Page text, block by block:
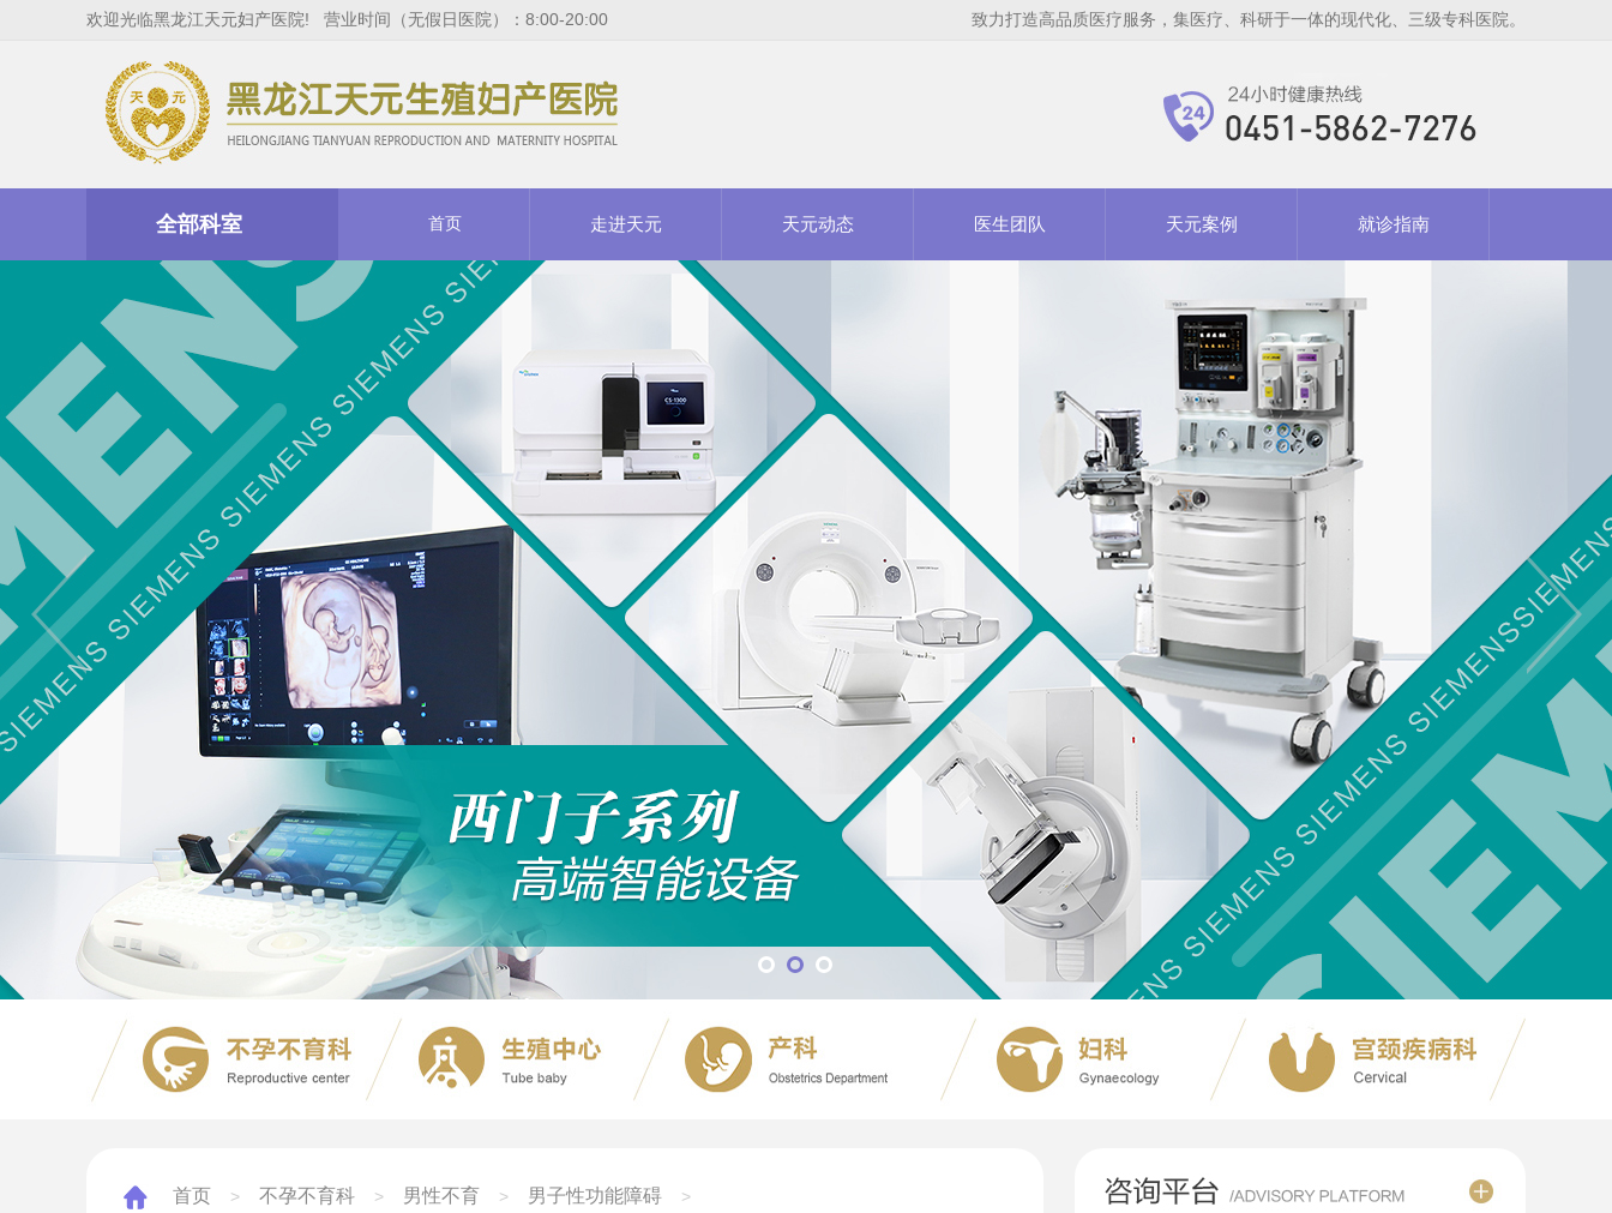
欢迎光临黑龙江天元妇产医院! 营业时间（无假日医院）：8:00-20:00 致力打造高品质医疗服务，集医疗、科研于一体的现代化、三级专科医院。
全部科室 首页 走进天元 天元动态 医生团队 天元案例 就诊指南
首页 > 不孕不育科 > 男性不育 > 男子性功能障碍 >